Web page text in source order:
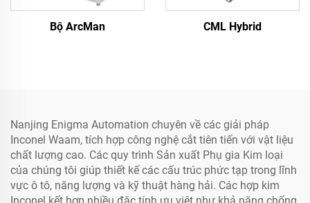
Bộ ArcMan CML Hybrid
Nanjing Enigma Automation chuyên về các giải pháp
Inconel Waam, tích hợp công nghệ cắt tiên tiến với vật liệu
chất lượng cao. Các quy trình Sản xuất Phụ gia Kim loại
của chúng tôi giúp thiết kế các cấu trúc phức tạp trong lĩnh
vực ô tô, năng lượng và kỹ thuật hàng hải. Các hợp kim
Inconel kết hợp nhiều đặc tính ưu việt như khả năng chống